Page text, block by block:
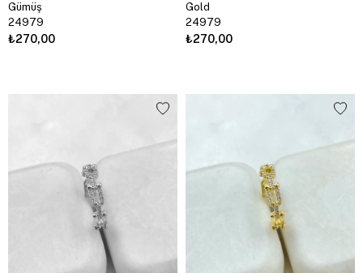
Gümüş
24979
₺270,00
Gold
24979
₺270,00